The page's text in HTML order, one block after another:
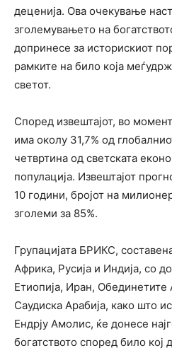
деценија. Ова очекување
зголемувањето на
допринесе за историскиот
рамките на било која
светот.
Според извештајот, во
има околу 31,7% од
четвртина од светската
популација. Извештајот
10 години, бројот на
зголеми за 85%.
Групацијата БРИКС,
Африка, Русија и Индија, со
Етиопија, Иран,
Саудиска Арабија, како што
Ендрју Амолис, ќе донесе
богатството според било кој